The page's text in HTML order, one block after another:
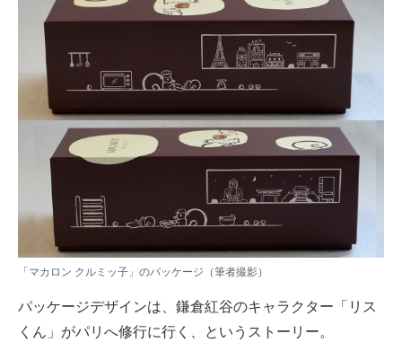
「マカロン クルミッ子」のパッケージ（筆者撮影）
パッケージデザインは、鎌倉紅谷のキャラクター「リス
くん」がパリへ修行に行く、というストーリー。